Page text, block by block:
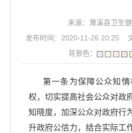
来源：濉溪县卫生
发布时间：2020-11-26 20:25
背景色：
第一条为保障公众知
权，切实提高社会公众对政
知晓度，加深公众对政府行
升政府公信力，结合实际工